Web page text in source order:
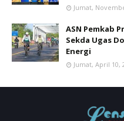
Jumat,
ASN Pemkab
Sekda Ugas
Energi
Jumat, April 10,